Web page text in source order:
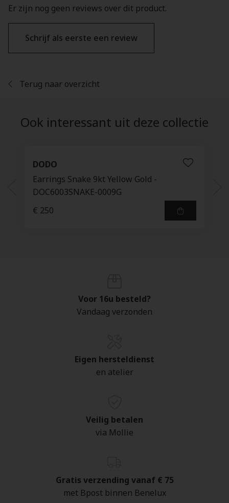
Er zijn nog geen reviews over dit product.
Schrijf als eerste een review
Terug naar overzicht
Ook interessant uit deze collectie
DODO
Earrings Snake 9kt Yellow Gold -
DOC6003SNAKE-0009G
€ 250
Voor 16u besteld?
Vandaag verzonden
Eigen hersteldienst
en atelier
Veilig betalen
via Mollie
Gratis verzending vanaf € 75
met Bpost binnen Benelux